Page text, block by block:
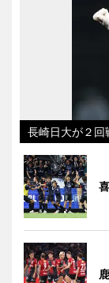
長崎日大が２